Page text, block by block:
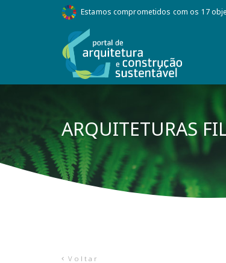
Estamos comprometidos com os 17
ARQUITETURAS
Voltar